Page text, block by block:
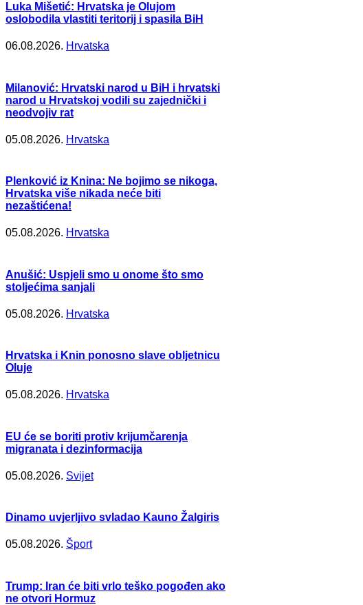
Luka Mišetić: Hrvatska je Olujom
oslobodila vlastiti teritorij i spasila BiH
06.08.2026. Hrvatska
Milanović: Hrvatski narod u BiH i hrvatski
narod u Hrvatskoj vodili su zajednički i
neodvojiv rat
05.08.2026. Hrvatska
Plenković iz Knina: Ne bojimo se nikoga,
Hrvatska više nikada neće biti
nezaštićena!
05.08.2026. Hrvatska
Anušić: Uspjeli smo u onome što smo
stoljećima sanjali
05.08.2026. Hrvatska
Hrvatska i Knin ponosno slave obljetnicu
Oluje
05.08.2026. Hrvatska
EU će se boriti protiv krijumčarenja
migranata i dezinformacija
05.08.2026. Svijet
Dinamo uvjerljivo svladao Kauno Žalgiris
05.08.2026. Šport
Trump: Iran će biti vrlo teško pogođen ako
ne otvori Hormuz